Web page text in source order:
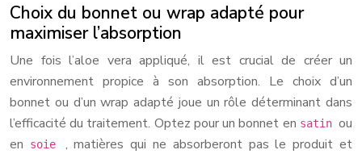
Choix du bonnet ou wrap adapté pour
maximiser l’absorption
Une fois l’aloe vera appliqué, il est crucial de créer un
environnement propice à son absorption. Le choix d’un
bonnet ou d’un wrap adapté joue un rôle déterminant dans
l’efficacité du traitement. Optez pour un bonnet en satinou
en
soie , matières qui ne absorberont pas le produit et